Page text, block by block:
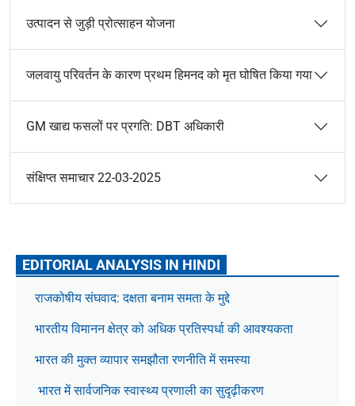
उत्पादन से जुड़ी प्रोत्साहन योजना
जलवायु परिवर्तन के कारण प्रथम हिमनद को मृत घोषित किया गया
GM खाद्य फसलों पर प्रगति: DBT अधिकारी
संक्षिप्त समाचार 22-03-2025
EDITORIAL ANALYSIS IN HINDI
राजकोषीय संघवाद: दक्षता बनाम समता के मुद्दे
भारतीय विमानन क्षेत्र को अधिक प्रतिस्पर्धा की आवश्यकता
भारत की मुक्त व्यापार समझौता रणनीति में समस्या
भारत में सार्वजनिक स्वास्थ्य प्रणाली का सुदृढ़ीकरण